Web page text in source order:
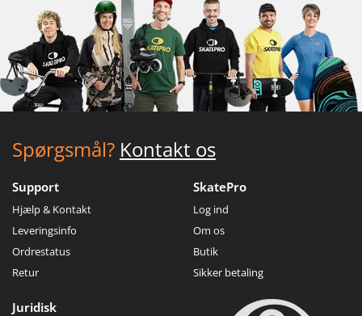
Spørgsmål? Kontakt os
Support
Hjælp & Kontakt
Leveringsinfo
Ordrestatus
Retur
SkatePro
Log ind
Om os
Butik
Sikker betaling
Juridisk